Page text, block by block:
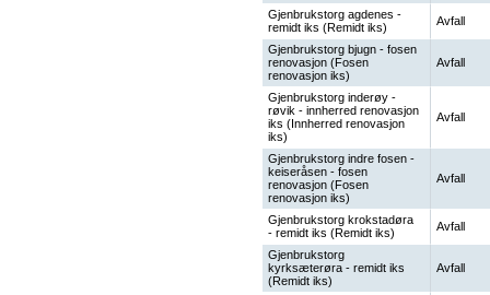
Gjenbrukstorg agdenes -
remidt iks (Remidt iks)
Avfall
Gjenbrukstorg bjugn - fosen
renovasjon (Fosen
renovasjon iks)
Avfall
Gjenbrukstorg inderøy -
røvik - innherred renovasjon
iks (Innherred renovasjon
iks)
Avfall
Gjenbrukstorg indre fosen -
keiseråsen - fosen
renovasjon (Fosen
renovasjon iks)
Avfall
Gjenbrukstorg krokstadøra
- remidt iks (Remidt iks)
Avfall
Gjenbrukstorg
kyrksæterøra - remidt iks
(Remidt iks)
Avfall